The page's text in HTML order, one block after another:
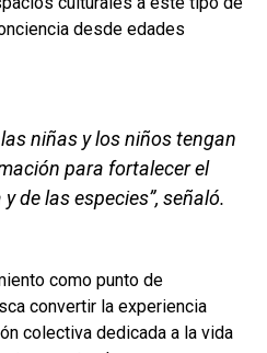
desde edades
niñas y los niños tengan
para fortalecer el
de las especies”, señaló.
como punto de
convertir la experiencia
colectiva dedicada a la vida